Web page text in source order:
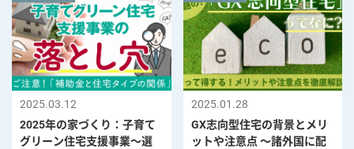
2025.03.12
2025年の家づくり：子育て
グリーン住宅支援事業～選
2025.01.28
GX志向型住宅の背景とメリ
ットや注意点 ～諸外国に配